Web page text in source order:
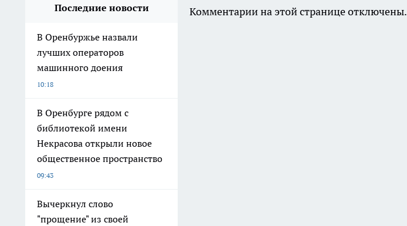
Последние новости
В Оренбуржье назвали
лучших операторов
машинного доения
10:18
В Оренбурге рядом с
библиотекой имени
Некрасова открыли новое
общественное пространство
09:43
Вычеркнул слово
"прощение" из своей
Комментарии на этой странице отключены.